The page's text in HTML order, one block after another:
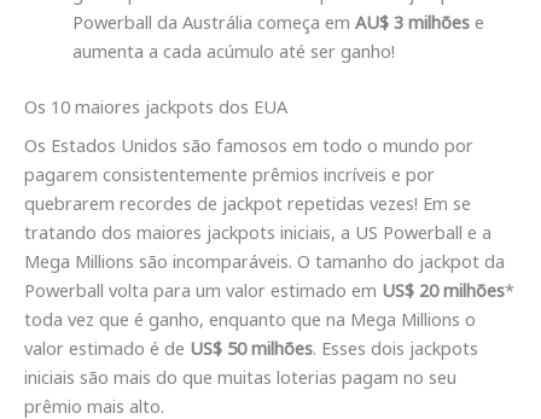
Powerball da Austrália começa em AU$ 3 milhões e
aumenta a cada acúmulo até ser ganho!
Os 10 maiores jackpots dos EUA
Os Estados Unidos são famosos em todo o mundo por
pagarem consistentemente prêmios incríveis e por
quebrarem recordes de jackpot repetidas vezes! Em se
tratando dos maiores jackpots iniciais, a US Powerball e a
Mega Millions são incomparáveis. O tamanho do jackpot da
Powerball volta para um valor estimado em US$ 20 milhões*
toda vez que é ganho, enquanto que na Mega Millions o
valor estimado é de US$ 50 milhões. Esses dois jackpots
iniciais são mais do que muitas loterias pagam no seu
prêmio mais alto.